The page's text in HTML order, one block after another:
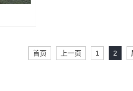
首页 上一页 1 2